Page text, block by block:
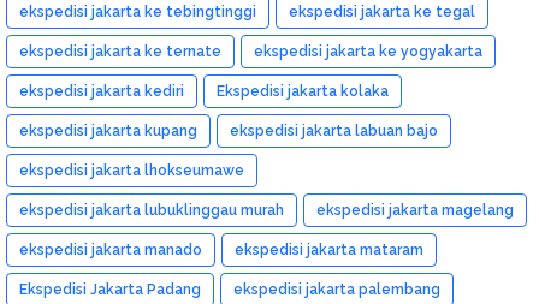
ekspedisi jakarta ke tebingtinggi ekspedisi jakarta ke tegal
ekspedisi jakarta ke ternate ekspedisi jakarta ke yogyakarta
ekspedisi jakarta kediri Ekspedisi jakarta kolaka
ekspedisi jakarta kupang ekspedisi jakarta labuan bajo
ekspedisi jakarta lhokseumawe
ekspedisi jakarta lubuklinggau murah ekspedisi jakarta magelang
ekspedisi jakarta manado ekspedisi jakarta mataram
Ekspedisi Jakarta Padang ekspedisi jakarta palembang